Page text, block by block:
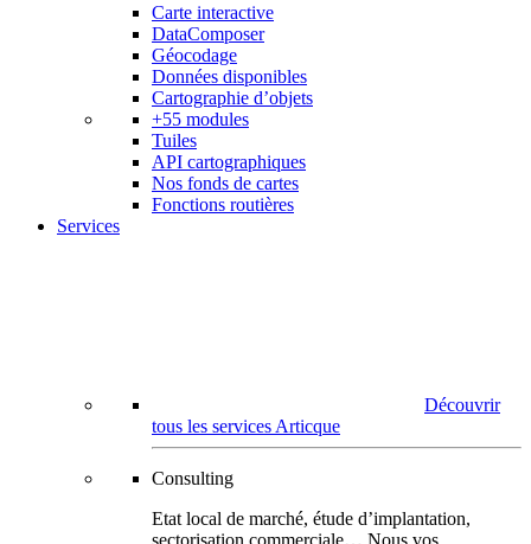
Carte interactive
DataComposer
Géocodage
Données disponibles
Cartographie d’objets
+55 modules
Tuiles
API cartographiques
Nos fonds de cartes
Fonctions routières
Services
Découvrir
tous les services Articque
Consulting
Etat local de marché, étude d’implantation,
sectorisation commerciale… Nous vos